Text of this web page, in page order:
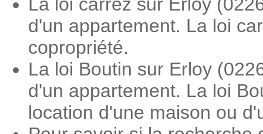
d'un appartement. La loi
copropriété.
La loi Boutin sur Erloy
d'un appartement. La loi
location d'une maison ou